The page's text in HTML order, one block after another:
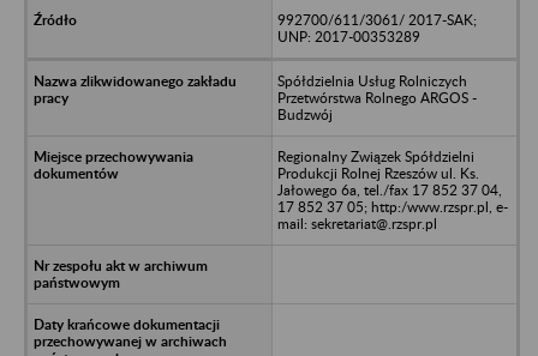
992700/611/3061/ 2017-SAK;
UNP: 2017-00353289
Spółdzielnia Usług Rolniczych
Przetwórstwa Rolnego ARGOS -
Budzwój
Regionalny Związek Spółdzielni
Produkcji Rolnej Rzeszów ul. Ks.
Jałowego 6a, tel./fax 17 852 37 04,
17 852 37 05; http:/www.rzspr.pl, e-
mail: sekretariat@.rzspr.pl